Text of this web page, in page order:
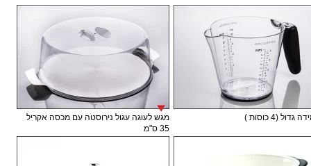
(4 כוסות )
מגש לעוגה עגול נירוסטה עם מכסה אקריל
35 ס"מ